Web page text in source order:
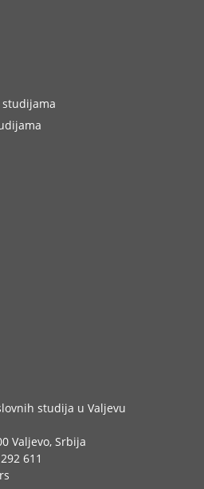
studijama
studija u Valjevu
Valjevo, Srbija
611